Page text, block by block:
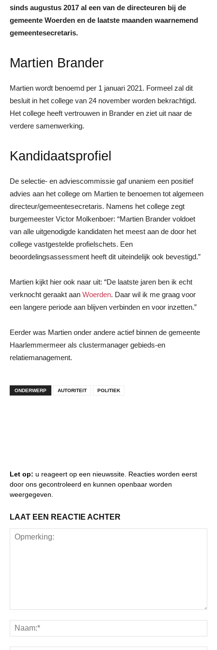
sinds augustus 2017 al een van de directeuren bij de
gemeente Woerden en de laatste maanden waarnemend
gemeentesecretaris.
Martien Brander
Martien wordt benoemd per 1 januari 2021. Formeel zal dit
besluit in het college van 24 november worden bekrachtigd.
Het college heeft vertrouwen in Brander en ziet uit naar de
verdere samenwerking.
Kandidaatsprofiel
De selectie- en adviescommissie gaf unaniem een positief
advies aan het college om Martien te benoemen tot algemeen
directeur/gemeentesecretaris. Namens het college zegt
burgemeester Victor Molkenboer: “Martien Brander voldoet
van alle uitgenodigde kandidaten het meest aan de door het
college vastgestelde profielschets. Een
beoordelingsassessment heeft dit uiteindelijk ook bevestigd.”
Martien kijkt hier ook naar uit: “De laatste jaren ben ik echt
verknocht geraakt aan Woerden. Daar wil ik me graag voor
een langere periode aan blijven verbinden en voor inzetten.”
Eerder was Martien onder andere actief binnen de gemeente
Haarlemmermeer als clustermanager gebieds-en
relatiemanagement.
ONDERWERP AUTORITEIT POLITIEK
Let op: u reageert op een nieuwssite. Reacties worden eerst
door ons gecontroleerd en kunnen openbaar worden
weergegeven.
LAAT EEN REACTIE ACHTER